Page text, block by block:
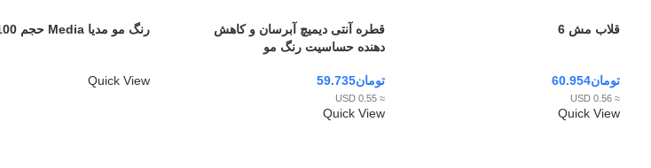
قلاب مش 6
تومان60.954
≈ 0.56 USD
Quick View
قطره آنتی دیمیچ آبرسان و کاهش
دهنده حساسیت رنگ مو
تومان59.735
≈ 0.55 USD
Quick View
رنگ مو مدیا Media حجم 100 میل
Quick View